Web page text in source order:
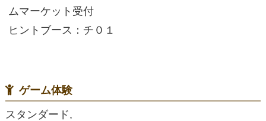
ムマーケット受付
ヒントブース：チ０１
ゲーム体験
スタンダード,